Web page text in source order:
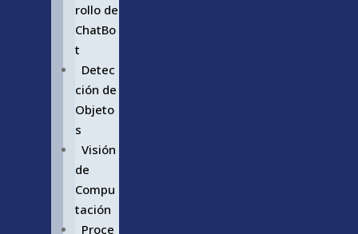
rollo de
ChatBo
t
Detec
ción de
Objeto
s
Visión
de
Compu
tación
Proce